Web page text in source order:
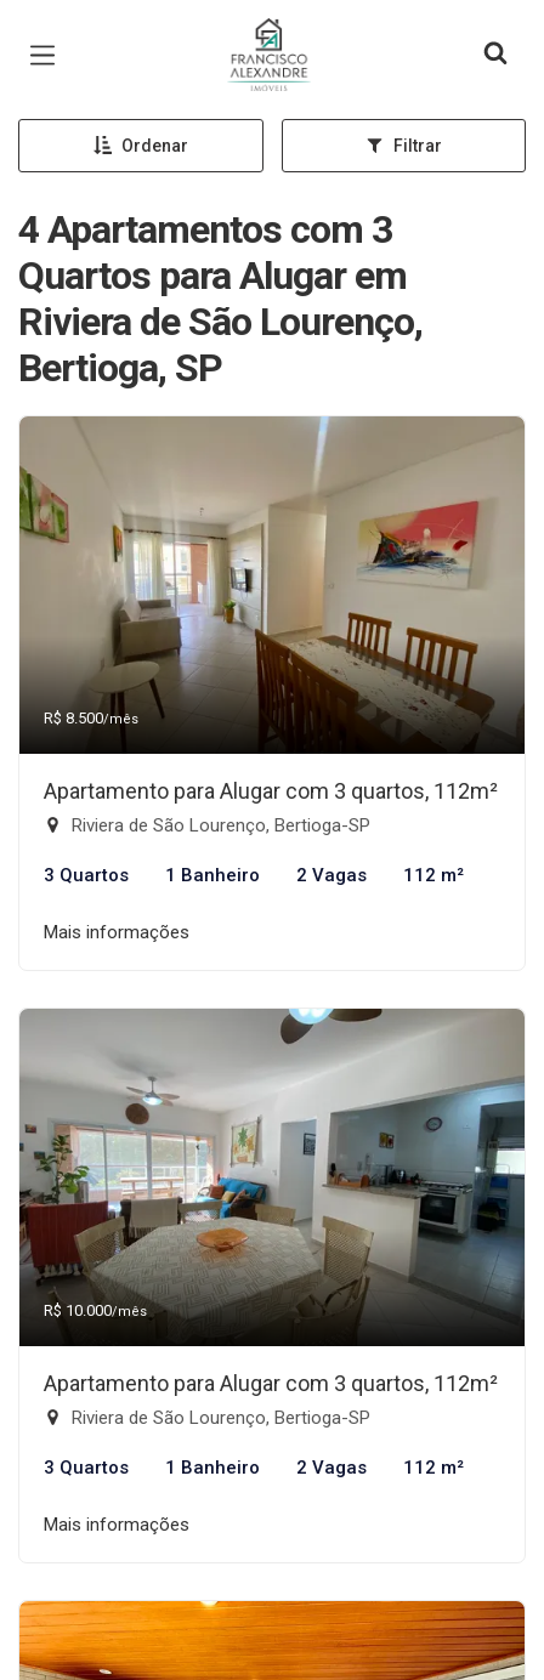
Página inicial
Ordenar Filtrar
4 Apartamentos com 3
Quartos para Alugar em
Riviera de São Lourenço,
Bertioga, SP
R$ 8.500/mês
Apartamento para Alugar com 3 quartos, 112m²
Riviera de São Lourenço, Bertioga-SP
3 Quartos 1 Banheiro 2 Vagas 112 m²
Mais informações
R$ 10.000/mês
Apartamento para Alugar com 3 quartos, 112m²
Riviera de São Lourenço, Bertioga-SP
3 Quartos 1 Banheiro 2 Vagas 112 m²
Mais informações